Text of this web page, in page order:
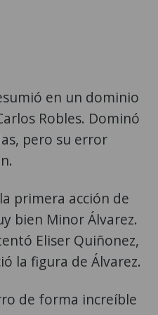
en un dominio
Robles. Dominó
pero su error
primera acción de
bien Minor Álvarez.
Eliser Quiñonez,
la figura de Álvarez.
de forma increíble